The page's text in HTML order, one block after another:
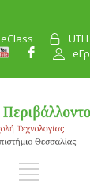
eClass